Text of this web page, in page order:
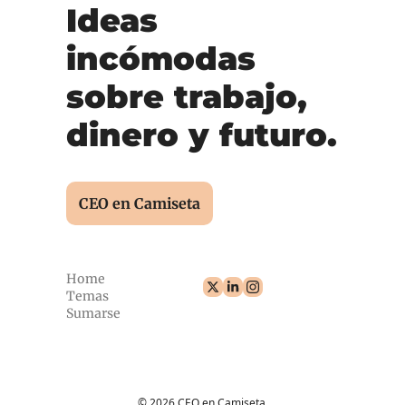
Ideas
incómodas
sobre trabajo,
dinero y futuro.
CEO en Camiseta
Home
Temas
Sumarse